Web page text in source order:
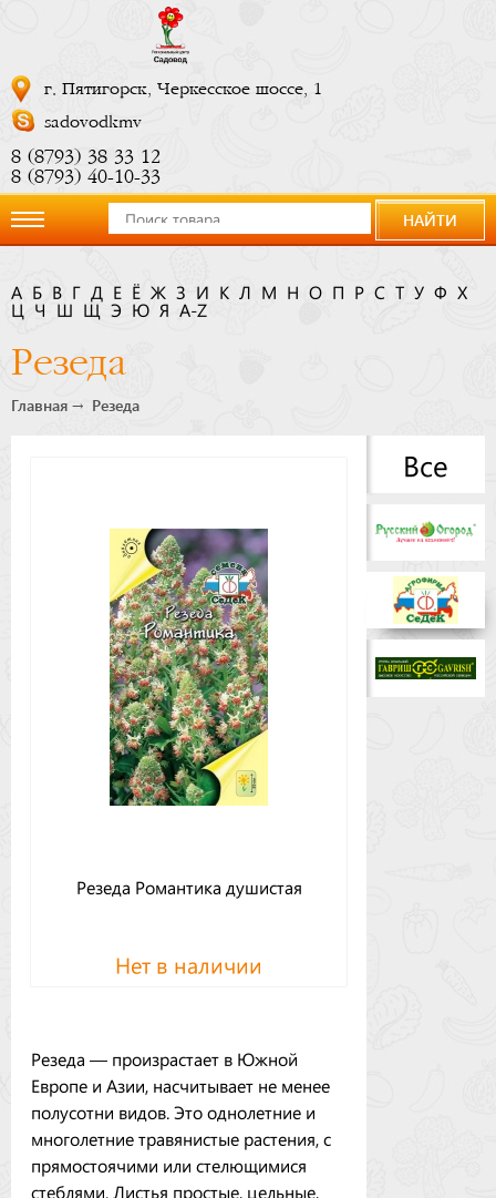
г. Пятигорск, Черкесское шоссе, 1
sadovodkmv
8 (8793) 38 33 12
8 (8793) 40-10-33
компании
Новости
Доставка
Оптовикам
НАЙТИ
А Б В Г Д Е Ё Ж З И К Л М Н О П Р С Т У Ф
Х
Ч Э Ю Я A-Z
Резеда
Главная Резеда
Резеда Романтика душистая
Нет в наличии
Резеда — произрастает в Южной
Европе и Азии, насчитывает не менее
полусотни видов. Это однолетние и
многолетние травянистые растения, с
прямостоячими или стелющимися
стеблями. Листья простые, цельные,
Все